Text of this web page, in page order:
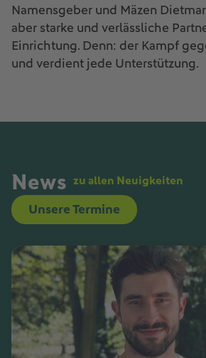
Namensgeber und Mäzen
aber starke und verlässliche
Einrichtung. Denn: der Kampf
und verdient jede Unterstützung.
News zu allen Neuigkeiten
Unsere Termine